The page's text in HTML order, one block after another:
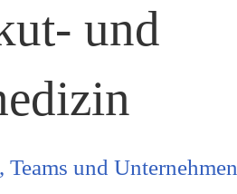
und
und Unternehmen